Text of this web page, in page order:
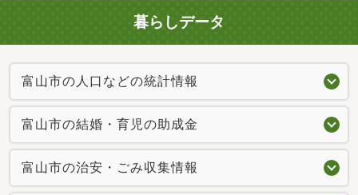
暮らしデータ
富山市の人口などの統計情報
富山市の結婚・育児の助成金
富山市の治安・ごみ収集情報